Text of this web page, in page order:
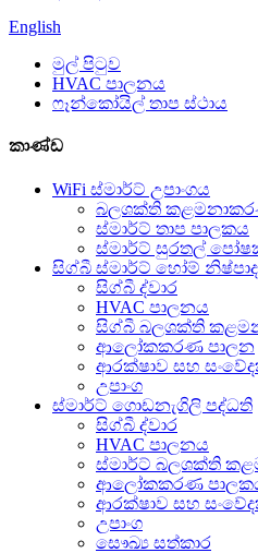
English
මුල් පිටුව
HVAC පාලනය
ෆෑන්කෝයිල් තාප ස්ථාය
කාණ්ඩ
WiFi ස්මාර්ට් උපාංගය
බලශක්ති
ස්මාර්ට් තාප පාලකය
ස්මාර්ට් සුරතල්
සිග්බී ස්මාර්ට් හෝම්
සිග්බී ද්වාර
HVAC පාලනය
සිග්බී බලශක්ති
ආලෝකකරණ පාලන
ආරක්ෂාව සහ
උපාංග
ස්මාර්ට් ගොඩනැගිලි පද්ධති
සිග්බී ද්වාර
HVAC පාලනය
ස්මාර්ට් බලශක්ති
ආලෝකකරණ
ආරක්ෂාව සහ
උපාංග
සෞඛ්‍ය සත්කාර